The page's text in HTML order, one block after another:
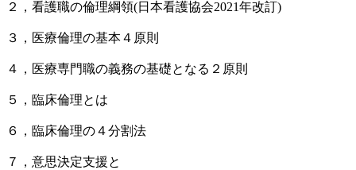
２，看護職の倫理綱領(日本看護協会2021年改訂)
３，医療倫理の基本４原則
４，医療専門職の義務の基礎となる２原則
５，臨床倫理とは
６，臨床倫理の４分割法
７，意思決定支援と